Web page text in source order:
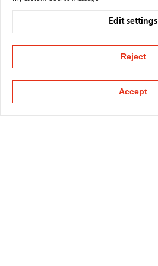
Edit settings
Reject
Accept